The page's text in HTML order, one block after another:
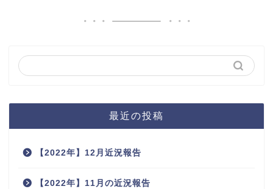
最近の投稿
【2022年】12月近況報告
【2022年】11月の近況報告